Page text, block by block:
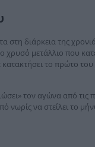
διάρκεια της
χρυσό μετάλλιο που
το πρώτο
τον αγώνα από
νωρίς να στείλει το